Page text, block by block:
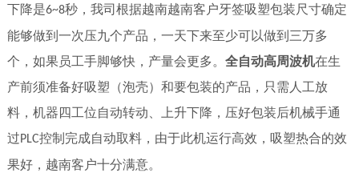
下降是6~8秒，我司根据越南越南客户牙签吸塑包装尺寸确定
能够做到一次压九个产品，一天下来至少可以做到三万多
个，如果员工手脚够快，产量会更多。 全自动高周波机在生
产前须准备好吸塑（泡壳）和要包装的产品，只需人工放
料，机器四工位自动转动、上升下降，压好包装后机械手通
过PLC控制完成自动取料，由于此机运行高效，吸塑热合的效
果好，越南客户十分满意。